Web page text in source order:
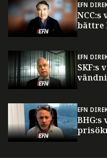
EFN
NCC:s
bättre
EFN
SKF:s
EFN
BHG:s